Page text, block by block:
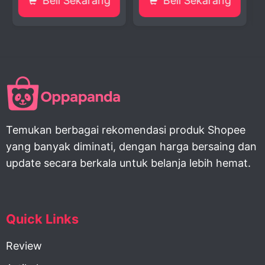
Temukan berbagai rekomendasi produk Shopee
yang banyak diminati, dengan harga bersaing dan
update secara berkala untuk belanja lebih hemat.
Quick Links
Review